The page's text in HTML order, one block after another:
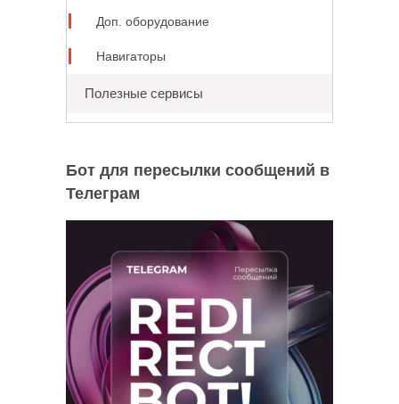
Доп. оборудование
Навигаторы
Полезные сервисы
Бот для пересылки сообщений в
Телеграм